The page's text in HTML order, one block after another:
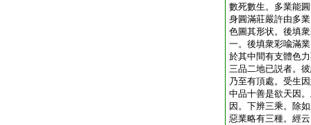
數死數生。多業能
身圓滿莊嚴許由多
色圖其形状。後填
一。後填衆彩喩滿
於其中間有支體色
三品二地已説者。
乃至有頂處。受生
中品十善是欲天因
因。下辨三乘。除
惡業略有三種。經